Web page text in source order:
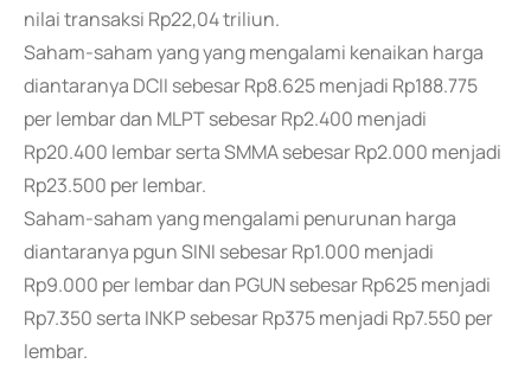
nilai transaksi Rp22,04 triliun.
Saham-saham yang yang mengalami kenaikan harga
diantaranya DCII sebesar Rp8.625 menjadi Rp188.775
per lembar dan MLPT sebesar Rp2.400 menjadi
Rp20.400 lembar serta SMMA sebesar Rp2.000 menjadi
Rp23.500 per lembar.
Saham-saham yang mengalami penurunan harga
diantaranya pgun SINI sebesar Rp1.000 menjadi
Rp9.000 per lembar dan PGUN sebesar Rp625 menjadi
Rp7.350 serta INKP sebesar Rp375 menjadi Rp7.550 per
lembar.